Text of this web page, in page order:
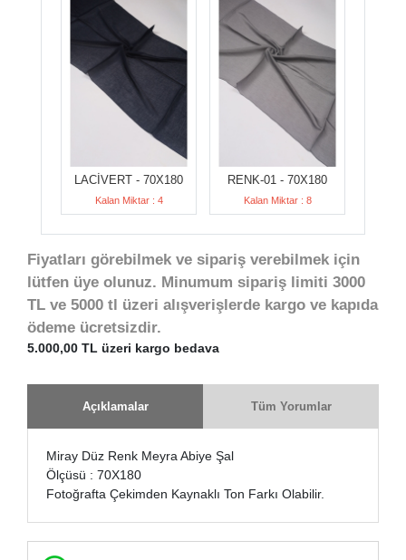
LACİVERT - 70X180
Kalan Miktar : 4
RENK-01 - 70X180
Kalan Miktar : 8
Fiyatları görebilmek ve sipariş verebilmek için
lütfen üye olunuz. Minumum sipariş limiti 3000
TL ve 5000 tl üzeri alışverişlerde kargo ve kapıda
ödeme ücretsizdir.
5.000,00 TL üzeri kargo bedava
Açıklamalar Tüm Yorumlar
Miray Düz Renk Meyra Abiye Şal
Ölçüsü : 70X180
Fotoğrafta Çekimden Kaynaklı Ton Farkı Olabilir.